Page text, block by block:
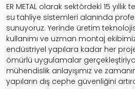
ER METAL olarak sektördeki 15
su tahliye sistemleri alanında
sunuyoruz. Yerinde üretim
kullanımı ve uzman montaj
endüstriyel yapılara kadar her
ömürlü uygulamalar
mühendislik anlayışımız ve
yapıların dış cephe güvenliğini